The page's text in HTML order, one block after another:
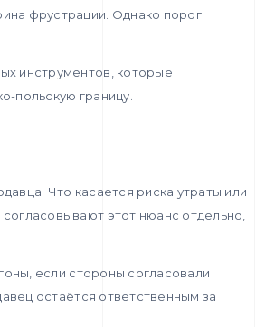
фрустрации. Однако порог
инструментов, которые
польскую границу.
Что касается риска утраты или
этот нюанс отдельно,
если стороны согласовали
остаётся ответственным за